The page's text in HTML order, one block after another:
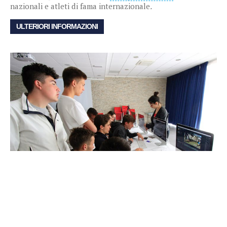
nazionali e atleti di fama internazionale.
ULTERIORI INFORMAZIONI